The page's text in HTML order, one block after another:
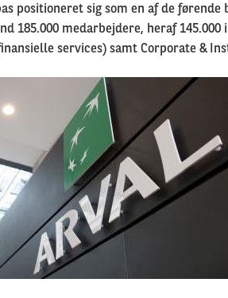
positioneret sig som en af de
185.000 medarbejdere, heraf
services) samt Corporate &